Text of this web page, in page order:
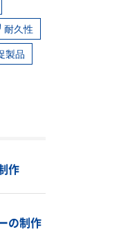
耐久性
製品
作
の制作